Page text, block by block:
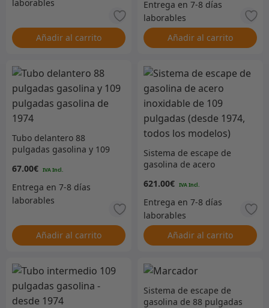
Añadir al carrito Añadir al carrito
Tubo delantero 88
pulgadas gasolina y 109
1974
67.00€
Añadir al carrito
Sistema de escape de
gasolina de acero
pulgadas (desde 1974,
todos los modelos)
621.00€
Añadir al carrito
Sistema de escape de
gasolina de 88 pulgadas